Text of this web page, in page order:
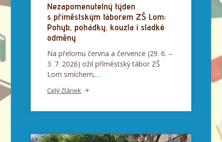
Nezapomenutelný týden
s příměstským táborem ZŠ Lom:
Pohyb, pohádky, kouzla i sladké
odměny
Na přelomu června a července (29. 6. –
3. 7. 2026) ožil příměstský tábor ZŠ
Lom smíchem,…
Celý článek